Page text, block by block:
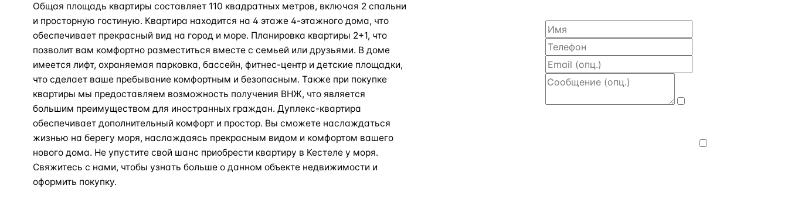
Общая площадь квартиры составляет 110 квадратных метров, включая 2 спальни
и просторную гостиную. Квартира находится на 4 этаже 4-этажного дома, что
обеспечивает прекрасный вид на город и море. Планировка квартиры 2+1, что
позволит вам комфортно разместиться вместе с семьей или друзьями. В доме
имеется лифт, охраняемая парковка, бассейн, фитнес-центр и детские площадки,
что сделает ваше пребывание комфортным и безопасным. Также при покупке
квартиры мы предоставляем возможность получения ВНЖ, что является
большим преимуществом для иностранных граждан. Дуплекс-квартира
обеспечивает дополнительный комфорт и простор. Вы сможете наслаждаться
жизнью на берегу моря, наслаждаясь прекрасным видом и комфортом вашего
нового дома. Не упустите свой шанс приобрести квартиру в Кестеле у моря.
Свяжитесь с нами, чтобы узнать больше о данном объекте недвижимости и
оформить покупку.